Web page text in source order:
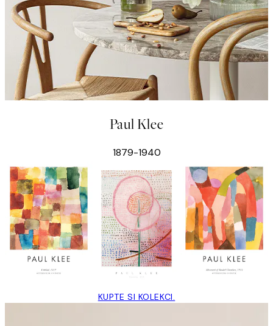
Paul Klee
1879-1940
KUPTE SI KOLEKCI.